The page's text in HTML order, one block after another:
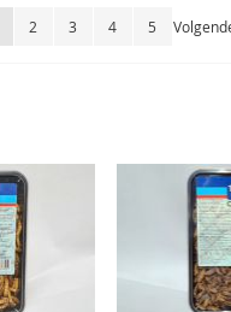
lees momenteel pagina
Pagina
2 Pagina
3 Pagina
4 Pagina
5 Pagina